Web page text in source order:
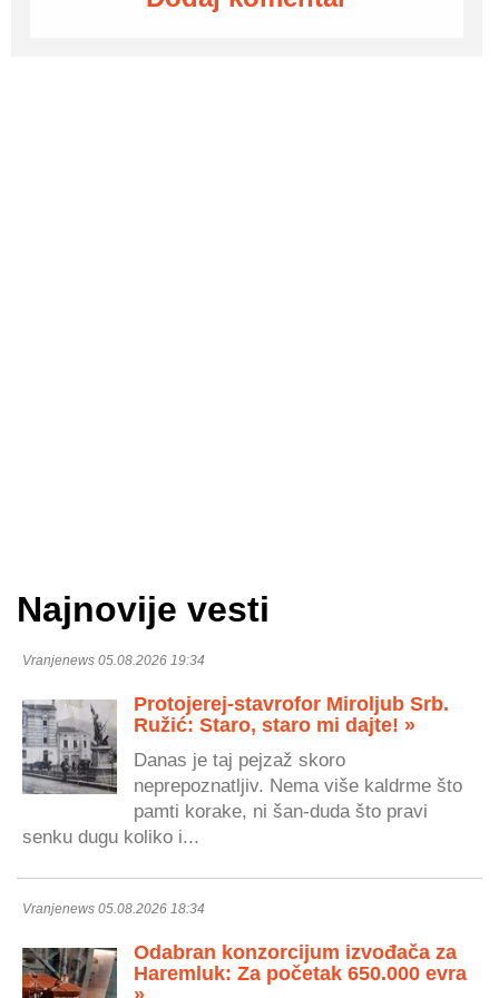
Najnovije vesti
Vranjenews 05.08.2026 19:34
Protojerej-stavrofor Miroljub Srb.
Ružić: Staro, staro mi dajte! »
Danas je taj pejzaž skoro
neprepoznatljiv. Nema više kaldrme što
pamti korake, ni šan-duda što pravi
senku dugu koliko i...
Vranjenews 05.08.2026 18:34
Odabran konzorcijum izvođača za
Haremluk: Za početak 650.000 evra